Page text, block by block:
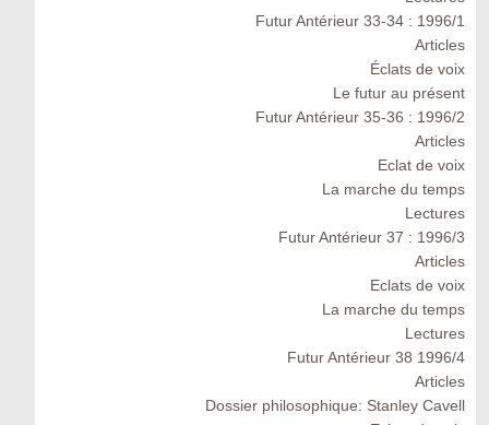
Futur Antérieur 33-34 : 1996/1
Articles
Éclats de voix
Le futur au présent
Futur Antérieur 35-36 : 1996/2
Articles
Eclat de voix
La marche du temps
Lectures
Futur Antérieur 37 : 1996/3
Articles
Eclats de voix
La marche du temps
Lectures
Futur Antérieur 38 1996/4
Articles
Dossier philosophique: Stanley Cavell